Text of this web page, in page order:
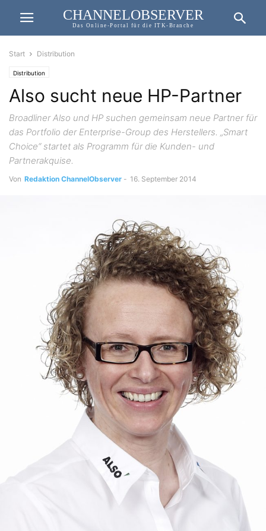
CHANNELOBSERVER
Das Online-Portal für die ITK-Branche
Start Distribution
Distribution
Also sucht neue HP-Partner
Broadliner Also und HP suchen gemeinsam neue Partner für
das Portfolio der Enterprise-Group des Herstellers. „Smart
Choice“ startet als Programm für die Kunden- und
Partnerakquise.
Von Redaktion ChannelObserver - 16. September 2014